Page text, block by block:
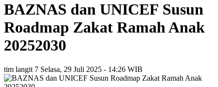
BAZNAS dan UNICEF Susun
Roadmap Zakat Ramah Anak
20252030
tim langit 7 Selasa, 29 Juli 2025 - 14:26 WIB